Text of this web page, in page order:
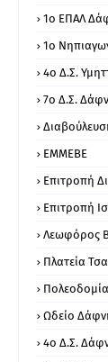
1ο ΕΠΑΛ
1ο
4ο Δ.Σ.
7ο Δ.Σ.
ΕΜΜΕΒΕ
Επιτροπή
Επιτροπή
Λεωφόρος
Πλατεία
Πολεοδομία
Ωδείο
4ο Δ.Σ.